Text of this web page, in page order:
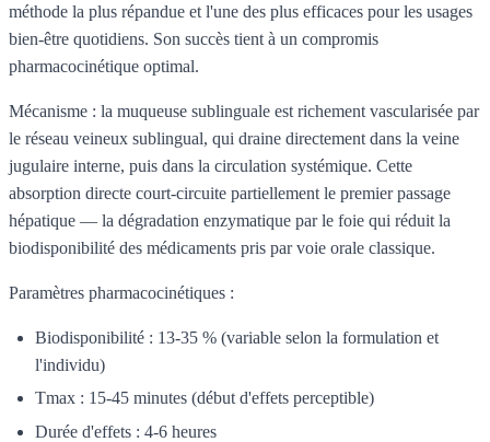
méthode la plus répandue et l'une des plus efficaces pour les usages
bien-être quotidiens. Son succès tient à un compromis
pharmacocinétique optimal.
Mécanisme : la muqueuse sublinguale est richement vascularisée par
le réseau veineux sublingual, qui draine directement dans la veine
jugulaire interne, puis dans la circulation systémique. Cette
absorption directe court-circuite partiellement le premier passage
hépatique — la dégradation enzymatique par le foie qui réduit la
biodisponibilité des médicaments pris par voie orale classique.
Paramètres pharmacocinétiques :
Biodisponibilité : 13-35 % (variable selon la formulation et
l'individu)
Tmax : 15-45 minutes (début d'effets perceptible)
Durée d'effets : 4-6 heures